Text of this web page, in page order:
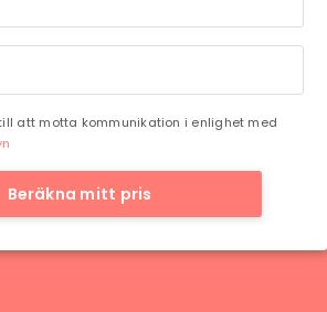
att motta kommunikation i enlighet med
Beräkna mitt pris